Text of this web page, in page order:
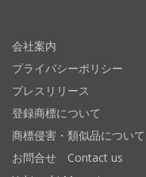
会社案内
プライバシーポリシー
プレスリリース
登録商標について
商標侵害・類似品について
お問合せ Contact us